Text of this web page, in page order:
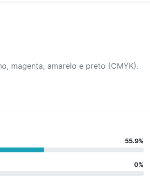
magenta, amarelo e preto (CMYK).
55.9%
0%